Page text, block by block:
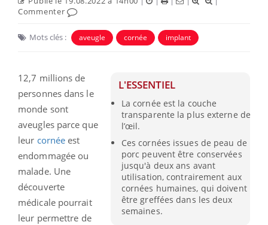
Commenter
Mots clés : aveugle cornée implant
L'ESSENTIEL
La cornée est la couche
transparente la plus externe de
l’œil.
Ces cornées issues de peau de
porc peuvent être conservées
jusqu'à deux ans avant
utilisation, contrairement aux
cornées humaines, qui doivent
être greffées dans les deux
semaines.
12,7 millions de
personnes dans le
monde sont
aveugles parce que
leur cornée est
endommagée ou
malade. Une
découverte
médicale pourrait
leur permettre de